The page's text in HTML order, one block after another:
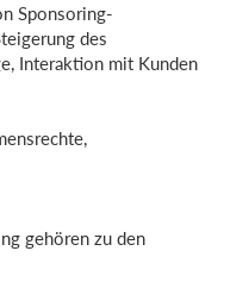
Sponsoring-
des
Interaktion mit Kunden
gehören zu den